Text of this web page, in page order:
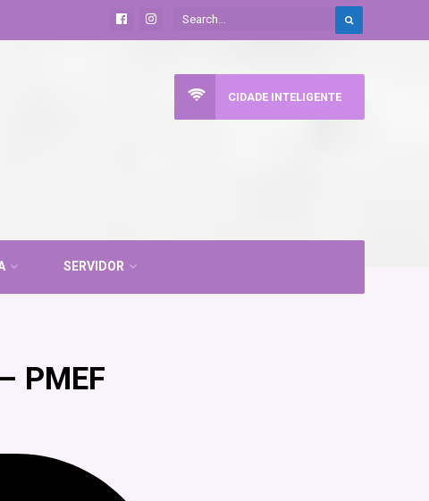
SERVIDOR
CIDADE INTELIGENTE
PMEF